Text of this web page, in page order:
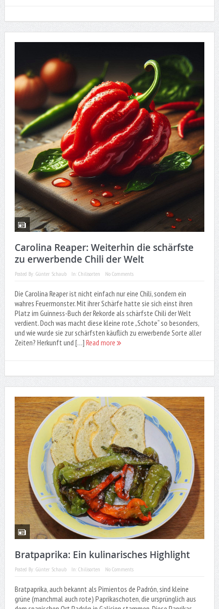
Carolina Reaper: Weiterhin die schärfste
zu erwerbende Chili der Welt
Posted By: Günter Schaub In: Chilisorten No Comments
Die Carolina Reaper ist nicht einfach nur eine Chili, sondern ein
wahres Feuermonster. Mit ihrer Schärfe hatte sie sich einst ihren
Platz im Guinness-Buch der Rekorde als schärfste Chili der Welt
verdient. Doch was macht diese kleine rote „Schote“ so besonders,
und wie wurde sie zur schärfsten käuflich zu erwerbende Sorte aller
Zeiten? Herkunft und […] Read more
Bratpaprika: Ein kulinarisches Highlight
Posted By: Günter Schaub In: Chilisorten No Comments
Bratpaprika, auch bekannt als Pimientos de Padrón, sind kleine
grüne (manchmal auch rote) Paprikaschoten, die ursprünglich aus